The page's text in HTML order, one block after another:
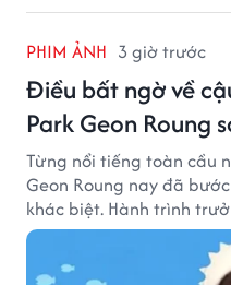
PHIM ẢNH 3 giờ trước
Điều bất ngờ về
Park Geon Roung
Từng nổi tiếng toàn cầu
Geon Roung nay đã
khác biệt. Hành trình
đám một thời đang thu